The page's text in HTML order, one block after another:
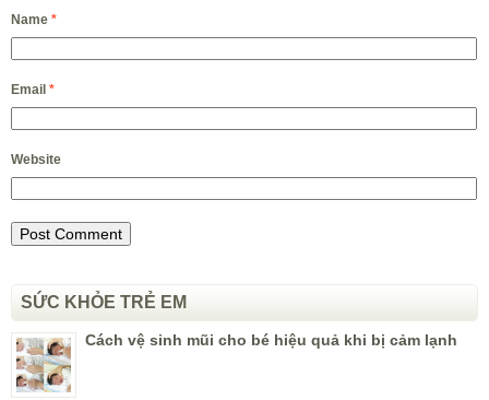
Name *
Email *
Website
SỨC KHỎE TRẺ EM
Cách vệ sinh mũi cho bé hiệu quả khi bị cảm lạnh